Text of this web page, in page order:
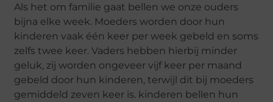
Als het om familie gaat bellen we onze ouders
bijna elke week. Moeders worden door hun
kinderen vaak één keer per week gebeld en soms
zelfs twee keer. Vaders hebben hierbij minder
geluk, zij worden ongeveer vijf keer per maand
gebeld door hun kinderen, terwijl dit bij moeders
gemiddeld zeven keer is. kinderen bellen hun